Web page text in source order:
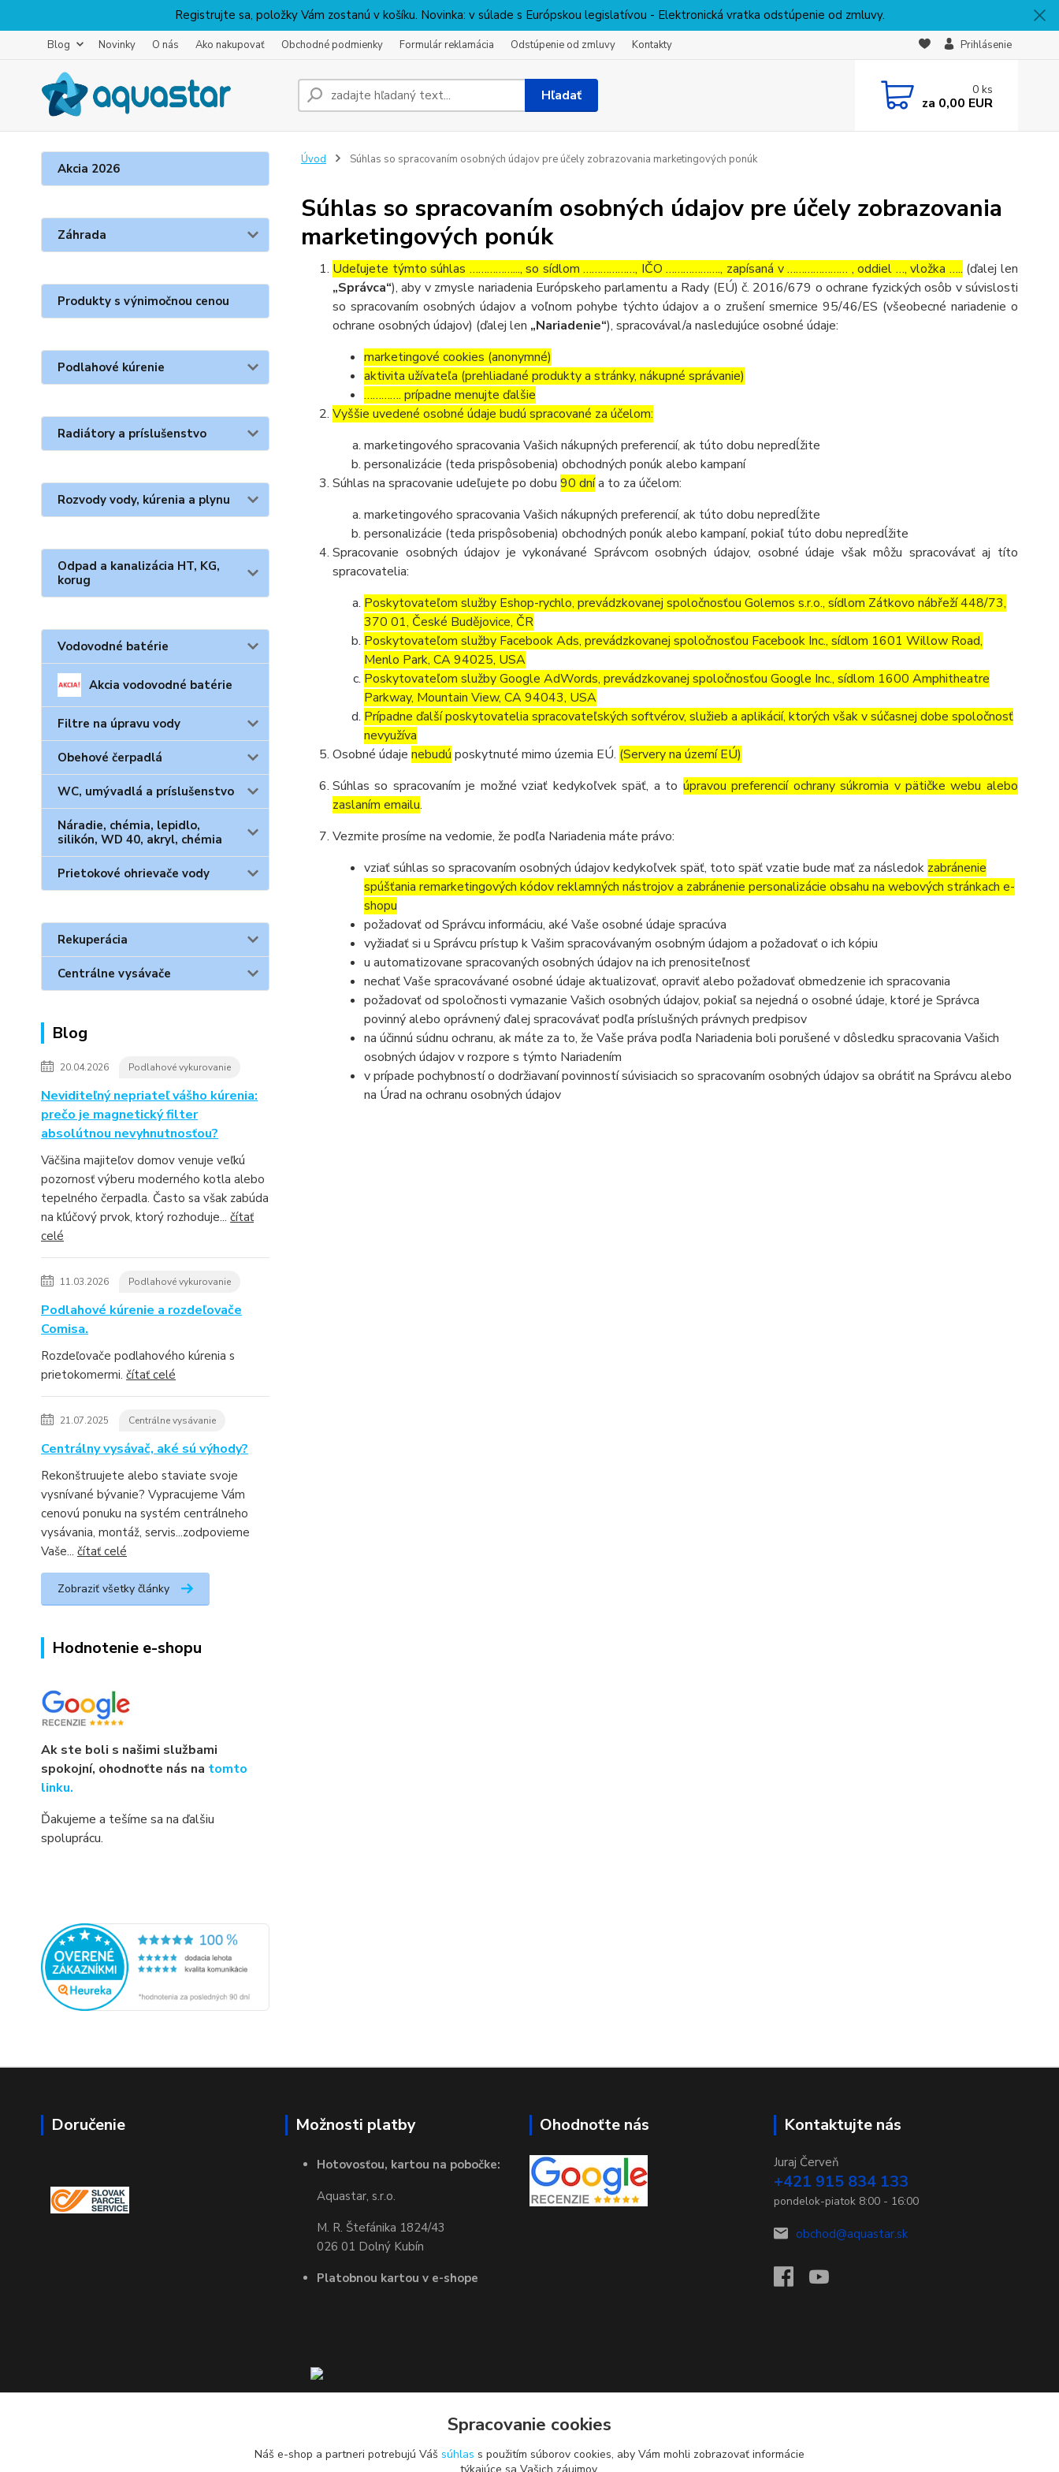
Registrujte sa, položky Vám zostanú v košíku. Novinka: v súlade s Európskou legislatívou - Elektronická vratka odstúpenie od zmluvy.
Blog Novinky O nás Ako nakupovať Obchodné podmienky Formulár reklamácia Odstúpenie od zmluvy Kontakty Prihlásenie
Hľadať 0 ks
za 0,00 EUR
Akcia 2026
Záhrada
Produkty s výnimočnou cenou
Podlahové kúrenie
Radiátory a príslušenstvo
Rozvody vody, kúrenia a plynu
Odpad a kanalizácia HT, KG,
korug
Vodovodné batérie
Akcia vodovodné batérie
Filtre na úpravu vody
Obehové čerpadlá
WC, umývadlá a príslušenstvo
Náradie, chémia, lepidlo,
silikón, WD 40, akryl, chémia
Prietokové ohrievače vody
Rekuperácia
Centrálne vysávače
Blog
20.04.2026 Podlahové vykurovanie
Neviditeľný nepriateľ vášho kúrenia:
prečo je magnetický filter
absolútnou nevyhnutnosťou?
Väčšina majiteľov domov venuje veľkú
pozornosť výberu moderného kotla alebo
tepelného čerpadla. Často sa však zabúda
na kľúčový prvok, ktorý rozhoduje... čítať
celé
11.03.2026 Podlahové vykurovanie
Podlahové kúrenie a rozdeľovače
Comisa.
Rozdeľovače podlahového kúrenia s
prietokomermi. čítať celé
21.07.2025 Centrálne vysávanie
Centrálny vysávač, aké sú výhody?
Rekonštruujete alebo staviate svoje
vysnívané bývanie? Vypracujeme Vám
cenovú ponuku na systém centrálneho
vysávania, montáž, servis...zodpovieme
Vaše... čítať celé
Zobraziť všetky články
Hodnotenie e-shopu
Ak ste boli s našimi službami
spokojní, ohodnoťte nás na tomto
linku.
Ďakujeme a tešíme sa na ďalšiu
spoluprácu.
Úvod Súhlas so spracovaním osobných údajov pre účely zobrazovania marketingových ponúk
Súhlas so spracovaním osobných údajov pre účely zobrazovania
marketingových ponúk
Udeľujete týmto súhlas ……………..., so sídlom ………………, IČO ………………., zapísaná v ………………… , oddiel …, vložka ….. (ďalej len
„Správca“), aby v zmysle nariadenia Európskeho parlamentu a Rady (EÚ) č. 2016/679 o ochrane fyzických osôb v súvislosti
so spracovaním osobných údajov a voľnom pohybe týchto údajov a o zrušení smernice 95/46/ES (všeobecné nariadenie o
ochrane osobných údajov) (ďalej len „Nariadenie“), spracovával/a nasledujúce osobné údaje:
marketingové cookies (anonymné)
aktivita užívateľa (prehliadané produkty a stránky, nákupné správanie)
…………. prípadne menujte ďalšie
Vyššie uvedené osobné údaje budú spracované za účelom:
marketingového spracovania Vašich nákupných preferencií, ak túto dobu nepredĺžite
personalizácie (teda prispôsobenia) obchodných ponúk alebo kampaní
Súhlas na spracovanie udeľujete po dobu 90 dnía to za účelom:
marketingového spracovania Vašich nákupných preferencií, ak túto dobu nepredĺžite
personalizácie (teda prispôsobenia) obchodných ponúk alebo kampaní, pokiaľ túto dobu nepredĺžite
Spracovanie osobných údajov je vykonávané Správcom osobných údajov, osobné údaje však môžu spracovávať aj títo
spracovatelia:
Poskytovateľom služby Eshop-rychlo, prevádzkovanej spoločnosťou Golemos s.r.o., sídlom Zátkovo nábřeží 448/73,
370 01, České Budějovice, ČR
Poskytovateľom služby Facebook Ads, prevádzkovanej spoločnosťou Facebook Inc., sídlom 1601 Willow Road,
Menlo Park, CA 94025, USA
Poskytovateľom služby Google AdWords, prevádzkovanej spoločnosťou Google Inc., sídlom 1600 Amphitheatre
Parkway, Mountain View, CA 94043, USA
Prípadne ďalší poskytovatelia spracovateľských softvérov, služieb a aplikácií, ktorých však v súčasnej dobe spoločnosť
nevyužíva
Osobné údaje nebudú poskytnuté mimo územia EÚ. (Servery na území EÚ)
Súhlas so spracovaním je možné vziať kedykoľvek späť, a to úpravou preferencií ochrany súkromia v pätičke webu alebo
zaslaním emailu.
Vezmite prosíme na vedomie, že podľa Nariadenia máte právo:
vziať súhlas so spracovaním osobných údajov kedykoľvek späť, toto späť vzatie bude mať za následok zabránenie
spúšťania remarketingových kódov reklamných nástrojov a zabránenie personalizácie obsahu na webových stránkach e-
shopu
požadovať od Správcu informáciu, aké Vaše osobné údaje spracúva
vyžiadať si u Správcu prístup k Vašim spracovávaným osobným údajom a požadovať o ich kópiu
u automatizovane spracovaných osobných údajov na ich prenositeľnosť
nechať Vaše spracovávané osobné údaje aktualizovať, opraviť alebo požadovať obmedzenie ich spracovania
požadovať od spoločnosti vymazanie Vašich osobných údajov, pokiaľ sa nejedná o osobné údaje, ktoré je Správca
povinný alebo oprávnený ďalej spracovávať podľa príslušných právnych predpisov
na účinnú súdnu ochranu, ak máte za to, že Vaše práva podľa Nariadenia boli porušené v dôsledku spracovania Vašich
osobných údajov v rozpore s týmto Nariadením
v prípade pochybností o dodržiavaní povinností súvisiacich so spracovaním osobných údajov sa obrátiť na Správcu alebo
na Úrad na ochranu osobných údajov
Doručenie Možnosti platby
Hotovosťou, kartou na pobočke:
Aquastar, s.r.o.
M. R. Štefánika 1824/43
026 01 Dolný Kubín
Platobnou kartou v e-shope
Ohodnoťte nás Kontaktujte nás
Juraj Červeň
+421 915 834 133
pondelok-piatok 8:00 - 16:00
obchod@aquastar.sk
Spracovanie cookies
Náš e-shop a partneri potrebujú Váš súhlas s použitím súborov cookies, aby Vám mohli zobrazovať informácie